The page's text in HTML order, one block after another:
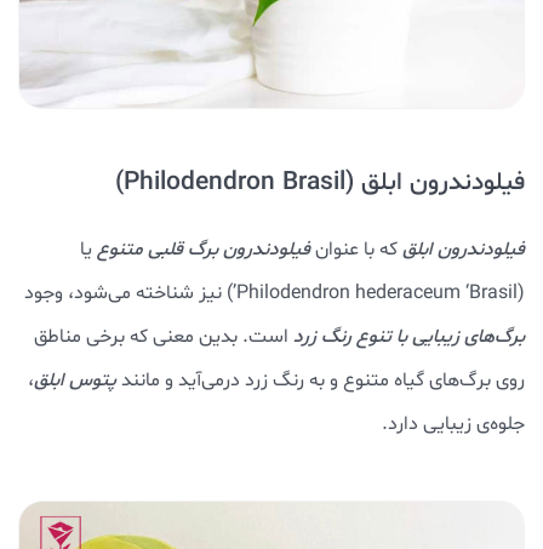
فیلودندرون ابلق (Philodendron Brasil)
فیلودندرون ابلقکه با عنوانفیلودندرون برگ قلبی متنوع یا
(Philodendron hederaceum ‘Brasil’) نیز شناخته می‌شود، وجود
برگ‌های زیبایی با تنوع رنگ زرد است. بدین معنی که برخی مناطق
روی برگ‌های گیاه متنوع و به رنگ زرد درمی‌آید و مانندپتوس ابلق،
جلوه‌ی زیبایی دارد.